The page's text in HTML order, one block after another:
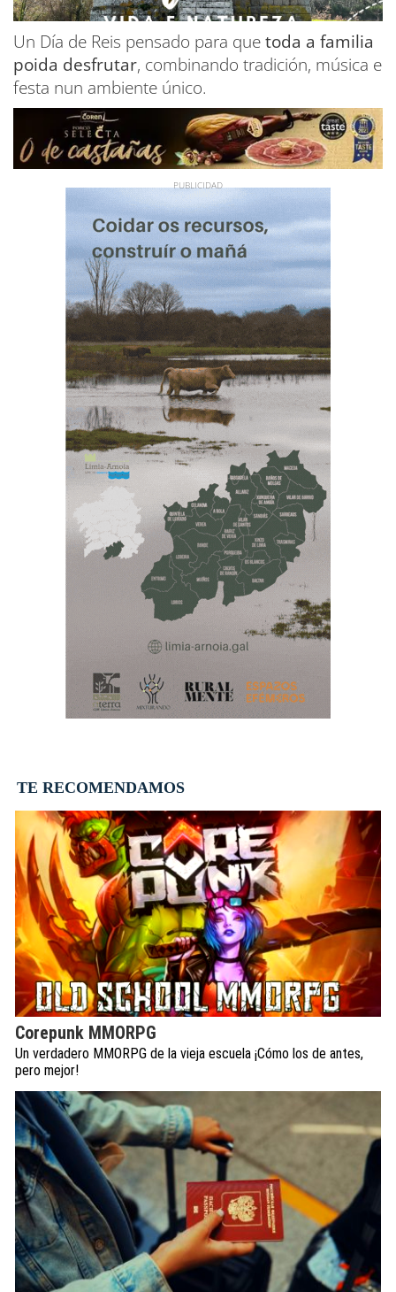
Un Día de Reis pensado para quetoda a familia
poida desfrutar, combinando tradición, música e
festa nun ambiente único.
TE RECOMENDAMOS
Corepunk MMORPG
Un verdadero MMORPG de la vieja escuela ¡Cómo los de antes,
pero mejor!